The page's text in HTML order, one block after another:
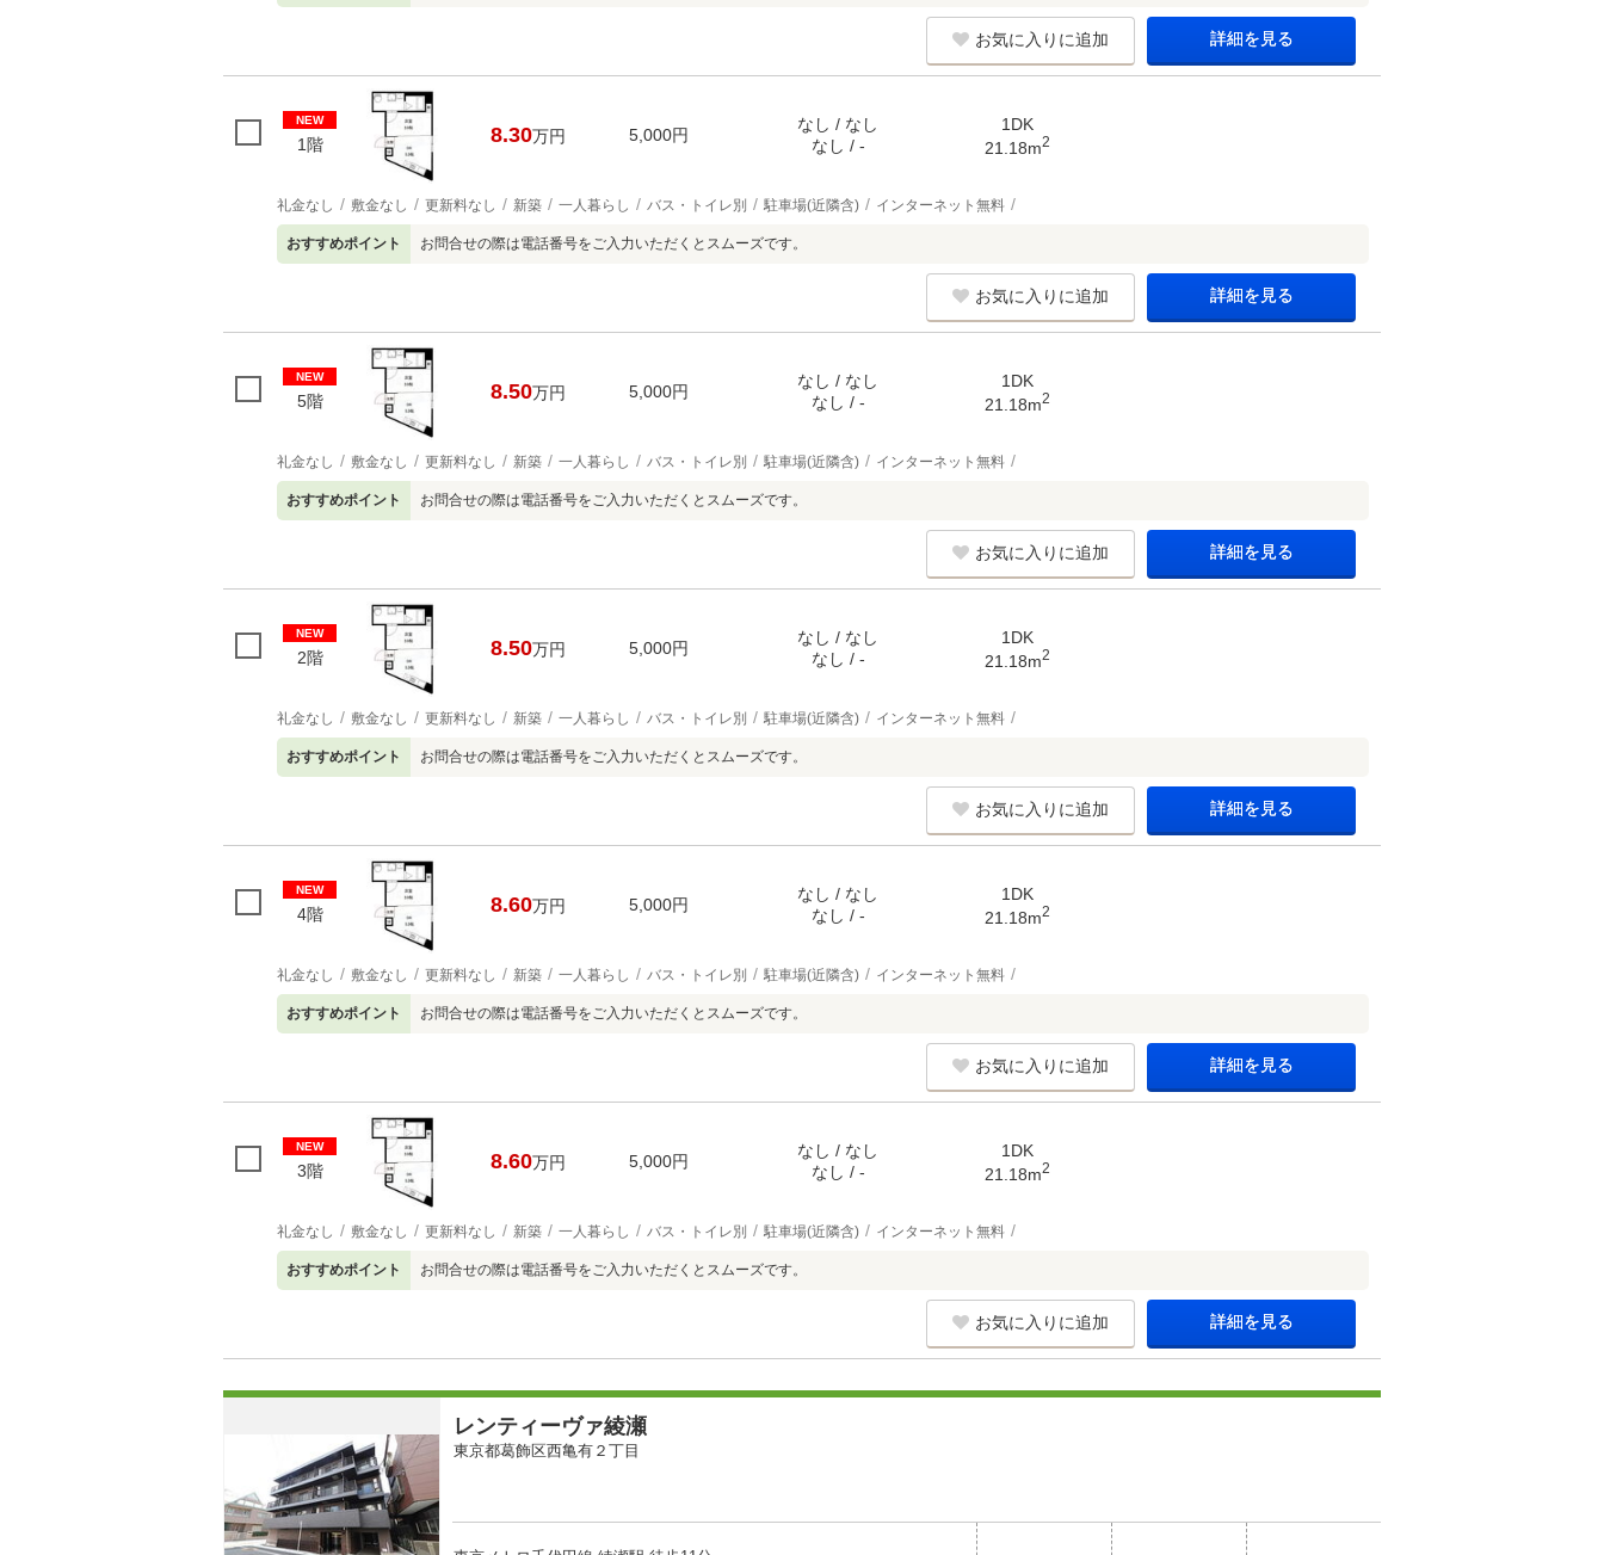
お気に入りに追加 詳細を見る
NEW
1階 8.30万円 5,000円
なし / なし
なし / -
1DK
21.18m2
礼金なし 敷金なし 更新料なし 新築 一人暮らし バス・トイレ別 駐車場(近隣含) インターネット無料
おすすめポイント お問合せの際は電話番号をご入力いただくとスムーズです。
お気に入りに追加 詳細を見る
NEW
5階 8.50万円 5,000円
なし / なし
なし / -
1DK
21.18m2
礼金なし 敷金なし 更新料なし 新築 一人暮らし バス・トイレ別 駐車場(近隣含) インターネット無料
おすすめポイント お問合せの際は電話番号をご入力いただくとスムーズです。
お気に入りに追加 詳細を見る
NEW
2階 8.50万円 5,000円
なし / なし
なし / -
1DK
21.18m2
礼金なし 敷金なし 更新料なし 新築 一人暮らし バス・トイレ別 駐車場(近隣含) インターネット無料
おすすめポイント お問合せの際は電話番号をご入力いただくとスムーズです。
お気に入りに追加 詳細を見る
NEW
4階 8.60万円 5,000円
なし / なし
なし / -
1DK
21.18m2
礼金なし 敷金なし 更新料なし 新築 一人暮らし バス・トイレ別 駐車場(近隣含) インターネット無料
おすすめポイント お問合せの際は電話番号をご入力いただくとスムーズです。
お気に入りに追加 詳細を見る
NEW
3階 8.60万円 5,000円
なし / なし
なし / -
1DK
21.18m2
礼金なし 敷金なし 更新料なし 新築 一人暮らし バス・トイレ別 駐車場(近隣含) インターネット無料
おすすめポイント お問合せの際は電話番号をご入力いただくとスムーズです。
お気に入りに追加 詳細を見る
レンティーヴァ綾瀬
東京都葛飾区西亀有２丁目